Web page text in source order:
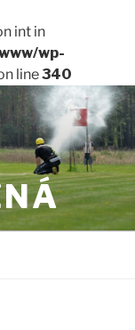
int in
wp-
line340